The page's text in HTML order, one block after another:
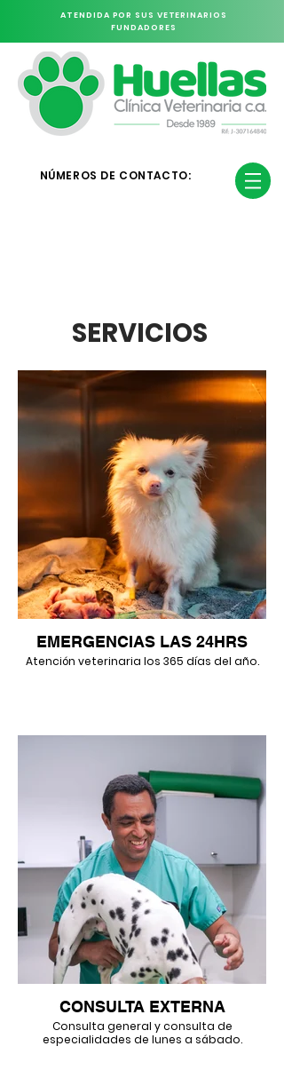
ATENDIDA POR SUS VETERINARIOS
FUNDADORES
NÚMEROS DE CONTACTO:
SERVICIOS
EMERGENCIAS LAS 24HRS
Atención veterinaria los 365 días del año.
CONSULTA EXTERNA
Consulta general y consulta de
especialidades de lunes a sábado.